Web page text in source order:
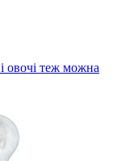
овочі теж можна